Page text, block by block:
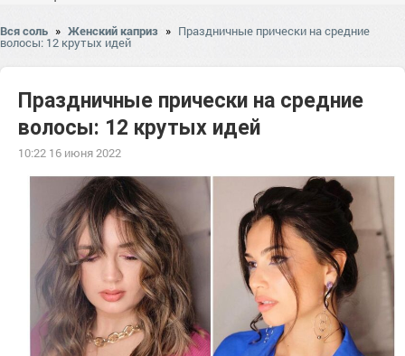
Вся соль » Женский каприз » Праздничные прически на средние
волосы: 12 крутых идей
Праздничные прически на средние
волосы: 12 крутых идей
10:22 16 июня 2022